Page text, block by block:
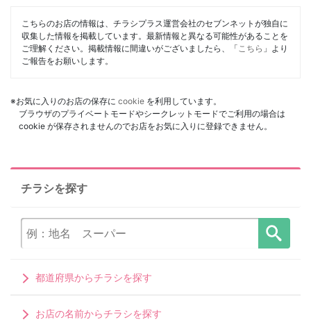
こちらのお店の情報は、チラシプラス運営会社のセブンネットが独自に
収集した情報を掲載しています。最新情報と異なる可能性があることを
ご理解ください。掲載情報に間違いがございましたら、「 こちら 」より
ご報告をお願いします。
※お気に入りのお店の保存に cookie を利用しています。
ブラウザのプライベートモードやシークレットモードでご利用の場合は
cookie が保存されませんのでお店をお気に入りに登録できません。
チラシを探す
都道府県からチラシを探す
お店の名前からチラシを探す